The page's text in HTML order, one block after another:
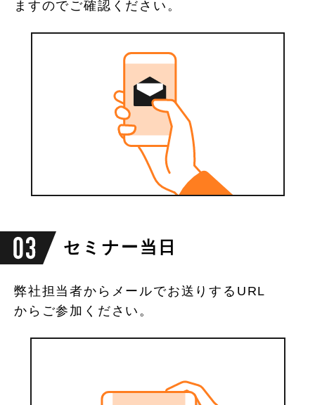
ますのでご確認ください。
セミナー当日
弊社担当者からメールでお送りするURL
からご参加ください。